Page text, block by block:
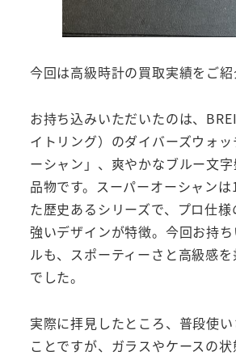
今回は高級時計の買取実績をご紹
お持ち込みいただいたのは、
イトリング）のダイバーズウォ
ーシャン」、爽やかなブルー文
品物です。スーパーオーシャン
た歴史あるシリーズで、プロ仕
強いデザインが特徴。今回お持
ルも、スポーティーさと高級感
でした。
実際に拝見したところ、普段使
ことですが、ガラスやケースの